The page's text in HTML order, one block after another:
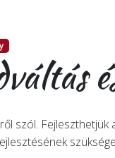
szól.